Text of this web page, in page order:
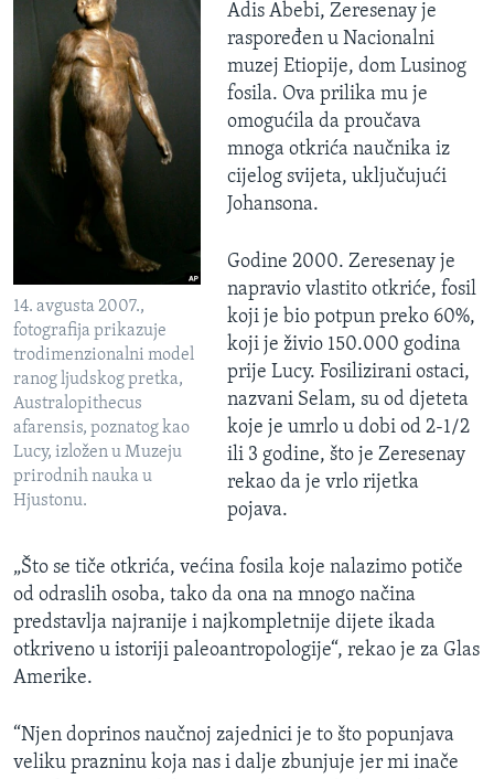
14. avgusta 2007.,
fotografija prikazuje
trodimenzionalni model
ranog ljudskog pretka,
Australopithecus
afarensis, poznatog kao
Lucy, izložen u Muzeju
prirodnih nauka u
Hjustonu.
Adis Abebi, Zeresenay je
raspoređen u Nacionalni
muzej Etiopije, dom Lusinog
fosila. Ova prilika mu je
omogućila da proučava
mnoga otkrića naučnika iz
cijelog svijeta, uključujući
Johansona.
Godine 2000. Zeresenay je
napravio vlastito otkriće, fosil
koji je bio potpun preko 60%,
koji je živio 150.000 godina
prije Lucy. Fosilizirani ostaci,
nazvani Selam, su od djeteta
koje je umrlo u dobi od 2-1/2
ili 3 godine, što je Zeresenay
rekao da je vrlo rijetka
pojava.
„Što se tiče otkrića, većina fosila koje nalazimo potiče
od odraslih osoba, tako da ona na mnogo načina
predstavlja najranije i najkompletnije dijete ikada
otkriveno u istoriji paleoantropologije“, rekao je za Glas
Amerike.
“Njen doprinos naučnoj zajednici je to što popunjava
veliku prazninu koja nas i dalje zbunjuje jer mi inače